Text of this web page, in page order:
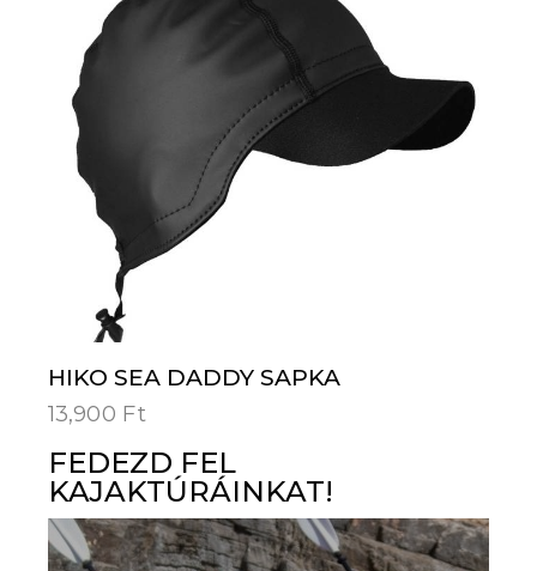
HIKO SEA DADDY SAPKA
13,900 Ft
FEDEZD FEL
KAJAKTÚRÁINKAT!